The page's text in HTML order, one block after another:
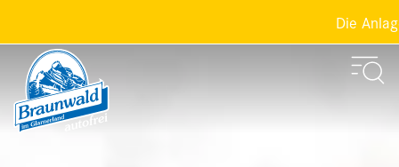
Die Anlagen der